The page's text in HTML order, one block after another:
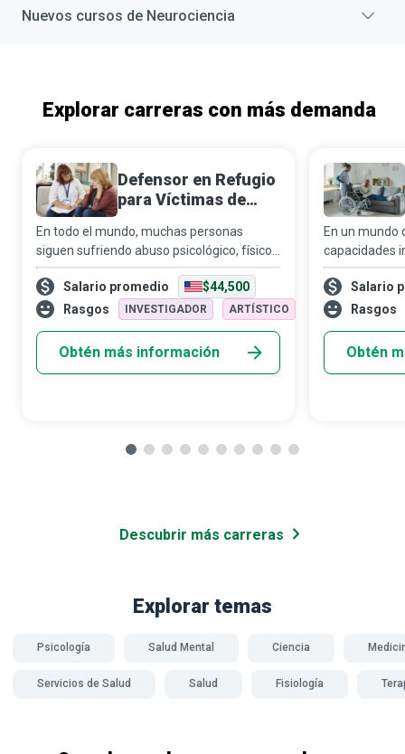
Nuevos cursos de Neurociencia
Explorar carreras con más demanda
Defensor en Refugio
para Víctimas de
En todo el mundo, muchas personas
siguen sufriendo abuso psicológico, físico,
sexual, financiero y emocional por parte de
sus parejas o familiares. Los defensores
en refugios para víctimas de violenci
Salario promedio
$44,500
Rasgos
INVESTIGADOR ARTÍSTICO
Obtén más información
En un mundo
capacidades
con
apoyo a
cumplen el
Salario
Rasgos
Obtén
Descubrir más carreras
Explorar temas
Psicología Salud Mental Ciencia
Servicios de Salud Salud Fisiología